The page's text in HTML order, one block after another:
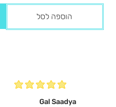
הוספה לסל
Gal Saadya